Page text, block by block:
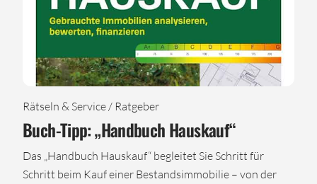
Rätseln & Service / Ratgeber
Buch-Tipp: „Handbuch Hauskauf“
Das „Handbuch Hauskauf“ begleitet Sie Schritt für
Schritt beim Kauf einer Bestandsimmobilie – von der